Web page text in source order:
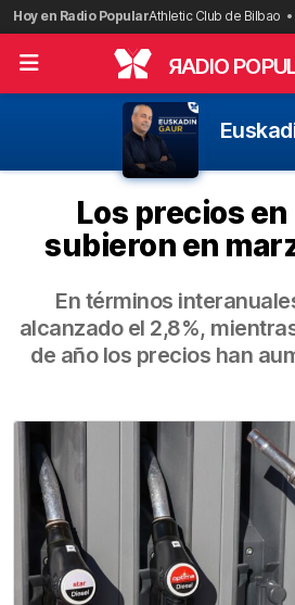
Saltar
al
contenido
Hoy en Radio PopularAthletic Club de Bilbao
RADIO
Los precios
subieron en
En términos
alcanzado el 2,8%,
de año los precios han